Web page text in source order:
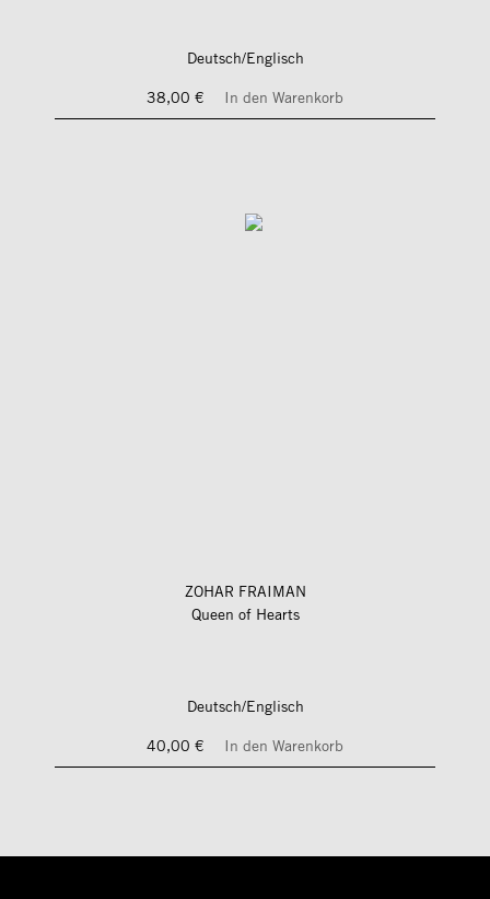
Deutsch/Englisch
38,00 €
In den Warenkorb
ZOHAR FRAIMAN
Queen of Hearts
Deutsch/Englisch
40,00 €
In den Warenkorb